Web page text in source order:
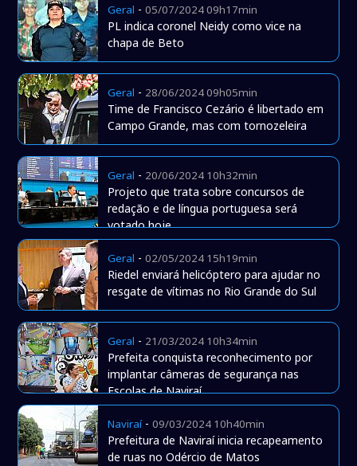
Geral -05/07/2024 09h17min
PL indica coronel Neidy como vice na
chapa de Beto
Geral - 28/06/2024 09h05min
Time de Francisco Cezário é libertado em
Campo Grande, mas com tornozeleira
Geral - 20/06/2024 10h32min
Projeto que trata sobre concursos de
redação e de língua portuguesa será
votado hoje
Geral -02/05/2024 15h19min
Riedel enviará helicóptero para ajudar no
resgate de vítimas no Rio Grande do Sul
Geral - 21/03/2024 10h34min
Prefeita conquista reconhecimento por
implantar câmeras de segurança nas
Escolas de Naviraí
Naviraí-09/03/2024 10h40min
Prefeitura de Naviraí inicia recapeamento
de ruas no Odércio de Matos